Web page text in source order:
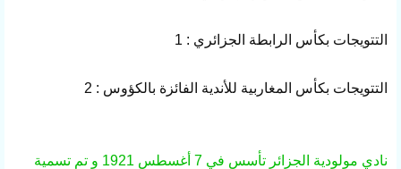
التتويجات بكأس الرابطة الجزائري : 1
التتويجات بكأس المغاربية للأندية الفائزة بالكؤوس : 2
نادي مولودية الجزائر تأسس في 7 أغسطس 1921 و تم تسمية